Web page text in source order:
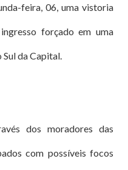
feira, 06, uma vistoria
forçado em uma
da Capital.
dos moradores das
com possíveis focos